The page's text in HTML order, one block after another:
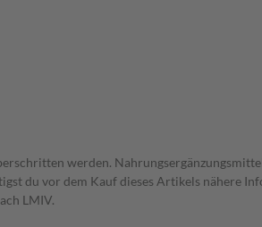
werden.
du vor dem Kauf dieses Artikels nähere
LMIV.